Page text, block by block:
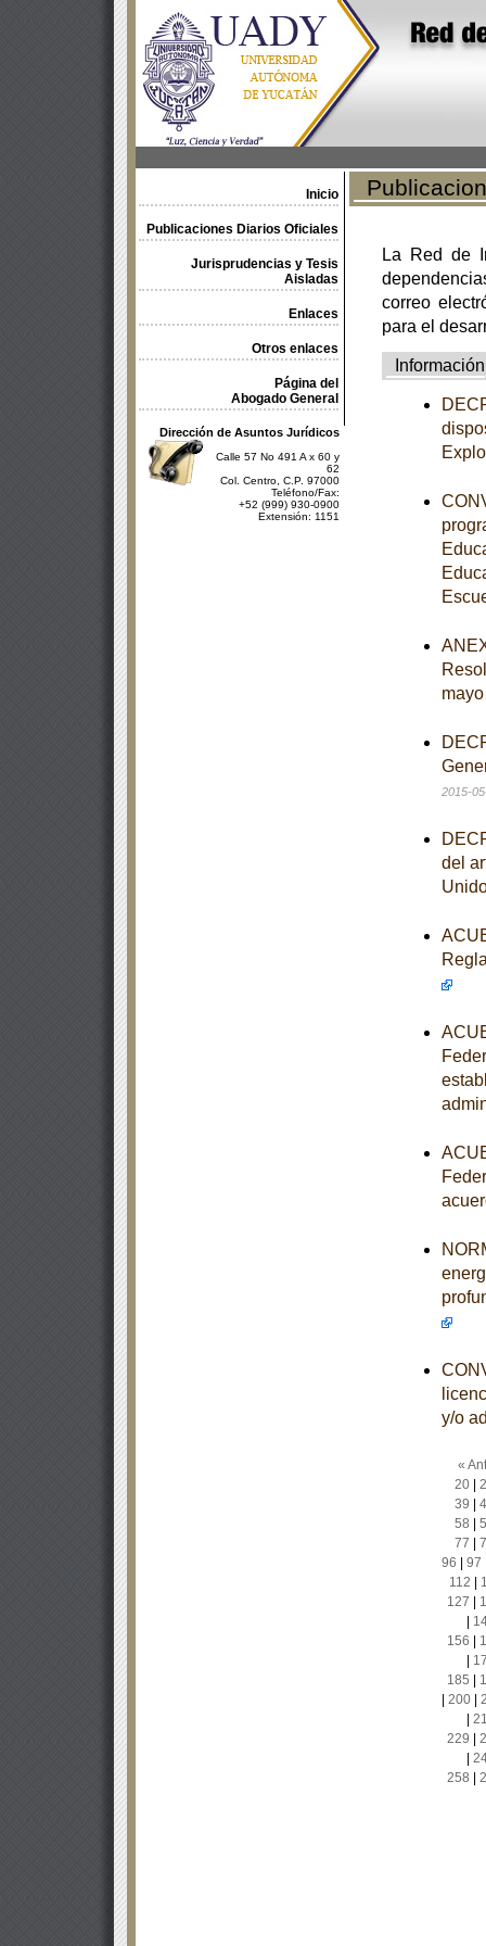
Inicio
Publicaciones Diarios Oficiales
Jurisprudencias y Tesis
Aisladas
Enlaces
Otros enlaces
Página del
Abogado General
Dirección de Asuntos Jurídicos
Calle 57 No 491 A x 60 y
62
Col. Centro, C.P. 97000
Teléfono/Fax:
+52 (999) 930-0900
Extensión: 1151
La Red de
correo
para el
Información
2015-
del
y/o
«
20|
39
58
77
96
97
112
127
156
185
200|
229
258